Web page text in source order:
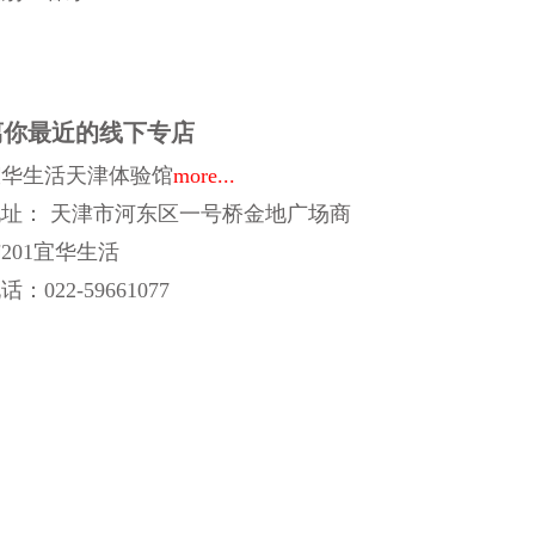
最近的线下专店
生活天津体验馆more...
： 天津市河东区一号桥金地广场商
宜华生活
：022-59661077